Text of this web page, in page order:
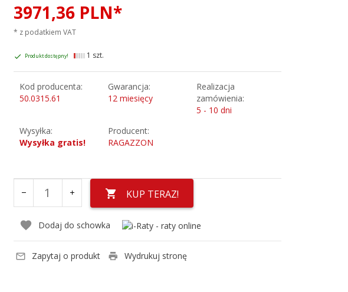
3971,36 PLN*
* z podatkiem VAT
Produkt dostępny! 1 szt.
Kod producenta:
50.0315.61
Gwarancja:
12 miesięcy
Realizacja
zamówienia:
5 - 10 dni
Wysyłka:
Wysyłka gratis!
Producent:
RAGAZZON
KUP TERAZ!
Dodaj do schowka
Zapytaj o produkt Wydrukuj stronę